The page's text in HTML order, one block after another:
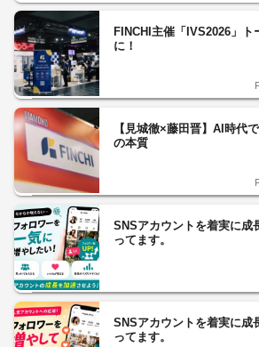
FINCHI主催「IVS2026」ト
に！
【見城徹×藤田晋】AI時代
の本質
SNSアカウントを着実に成
ってます。
SNSアカウントを着実に成
ってます。